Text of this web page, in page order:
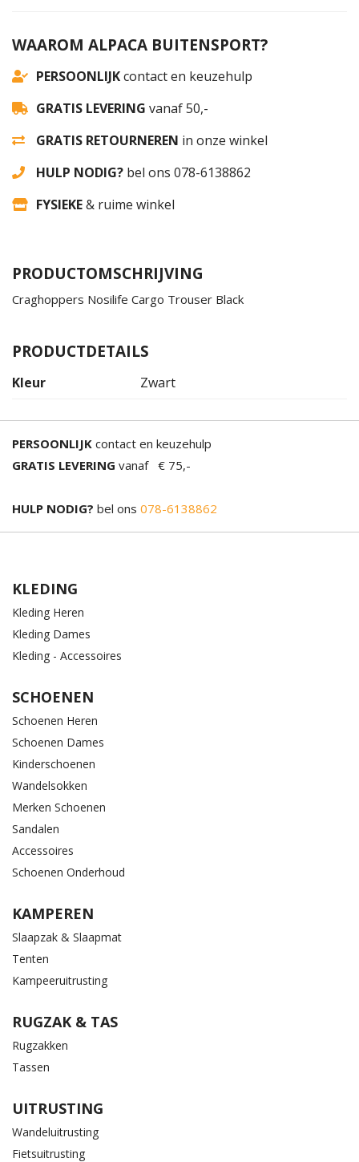
WAAROM ALPACA BUITENSPORT?
PERSOONLIJKcontact en keuzehulp
GRATIS LEVERING vanaf 50,-
GRATIS RETOURNEREN in onze winkel
HULP NODIG? bel ons 078-6138862
FYSIEKE& ruime winkel
PRODUCTOMSCHRIJVING
Craghoppers Nosilife Cargo Trouser Black
PRODUCTDETAILS
Kleur Zwart
PERSOONLIJK contact en keuzehulp
GRATIS LEVERING vanaf € 75,-
HULP NODIG? bel ons 078-6138862
KLEDING
Kleding Heren
Kleding Dames
Kleding - Accessoires
SCHOENEN
Schoenen Heren
Schoenen Dames
Kinderschoenen
Wandelsokken
Merken Schoenen
Sandalen
Accessoires
Schoenen Onderhoud
KAMPEREN
Slaapzak & Slaapmat
Tenten
Kampeeruitrusting
RUGZAK & TAS
Rugzakken
Tassen
UITRUSTING
Wandeluitrusting
Fietsuitrusting